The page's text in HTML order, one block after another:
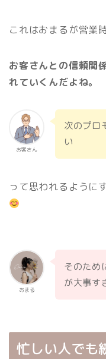
これはおまるが営業
お客さんとの信頼関
れていくんだよね。
お客さん
次のプロ
い
って思われるように
おまる
そのため
が大事す
忙しい人でも